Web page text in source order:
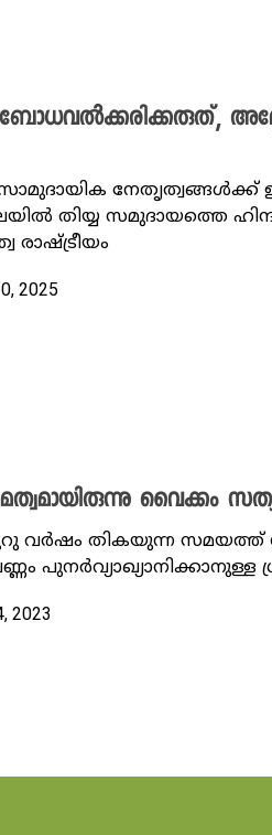
നേതൃത്വങ്ങൾക്ക്
തിയ്യ സമുദായത്തെ
രാഷ്ട്രീയം
2025
വൈക്കം
വർഷം തികയുന്ന സമയത്ത്
പുനർവ്യാഖ്യാനിക്കാനുള്ള
2023